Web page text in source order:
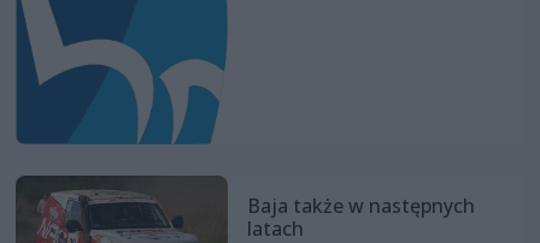
Baja także w następnych
latach